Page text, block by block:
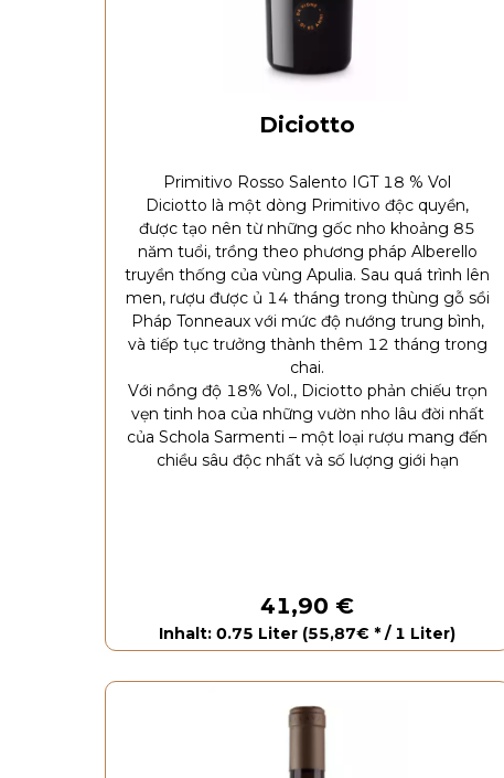
Diciotto
Primitivo Rosso Salento IGT 18 % Vol
Diciotto là một dòng Primitivo độc quyền,
được tạo nên từ những gốc nho khoảng 85
năm tuổi, trồng theo phương pháp Alberello
truyền thống của vùng Apulia. Sau quá trình lên
men, rượu được ủ 14 tháng trong thùng gỗ sồi
Pháp Tonneaux với mức độ nướng trung bình,
và tiếp tục trưởng thành thêm 12 tháng trong
chai.
Với nồng độ 18% Vol., Diciotto phản chiếu trọn
vẹn tinh hoa của những vườn nho lâu đời nhất
của Schola Sarmenti – một loại rượu mang đến
chiều sâu độc nhất và số lượng giới hạn
41,90 €
Inhalt: 0.75 Liter (55,87€ * / 1 Liter)